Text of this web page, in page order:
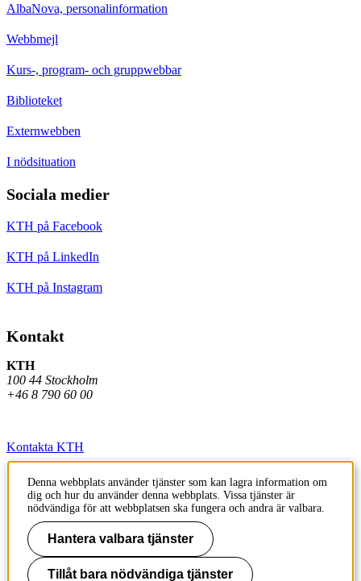
AlbaNova, personalinformation
Webbmejl
Kurs-, program- och gruppwebbar
Biblioteket
Externwebben
I nödsituation
Sociala medier
KTH på Facebook
KTH på LinkedIn
KTH på Instagram
Kontakt
KTH
100 44 Stockholm
+46 8 790 60 00
Kontakta KTH
Jobba på KTH
Press och media
Faktura och betalning KTH
Om KTH:s webbplatser
Denna webbplats använder tjänster som kan lagra information om
dig och hur du använder denna webbplats. Vissa tjänster är
nödvändiga för att webbplatsen ska fungera och andra är valbara.
Hantera valbara tjänster
Tillåt bara nödvändiga tjänster